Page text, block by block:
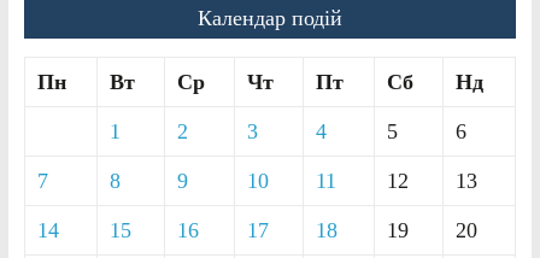
Календар подій
Пн Вт Ср Чт Пт Сб Нд
1 2 3 4 5 6
7 8 9 10 11 12 13
14 15 16 17 18 19 20